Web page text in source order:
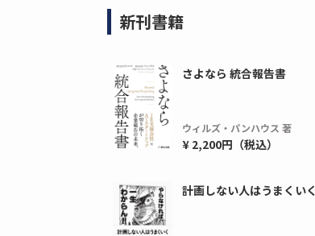
新刊書籍
さよなら 統合報告書
ウィルズ・パンハウス 著
¥ 2,200円（税込）
計画しない人はうまくいく